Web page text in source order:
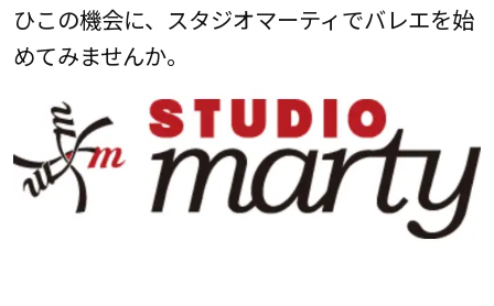
ひこの機会に、スタジオマーティでバレエを始
めてみませんか。